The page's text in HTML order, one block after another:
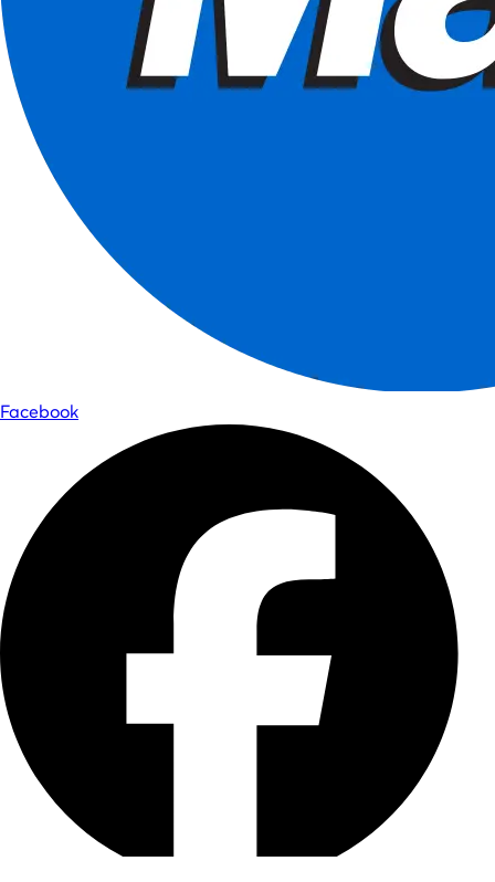
Facebook